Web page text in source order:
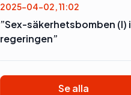
2025-04-02, 11:02
”Sex-säkerhetsbomben (l) i
regeringen”
Se alla